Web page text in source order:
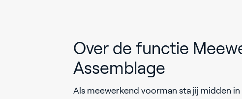
Over de functie
Assemblage
Als meewerkend voorman sta jij midden